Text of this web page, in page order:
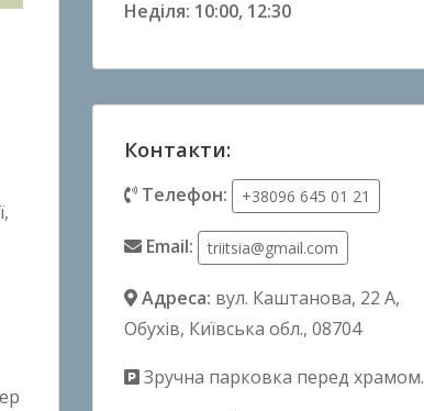
Неділя: 10:00, 12:30
Контакти:
Телефон: +38096 645 01 21
Email: triitsia@gmail.com
Адреса: вул. Каштанова, 22 А,
Обухів, Київська обл., 08704
Зручна парковка перед храмом.